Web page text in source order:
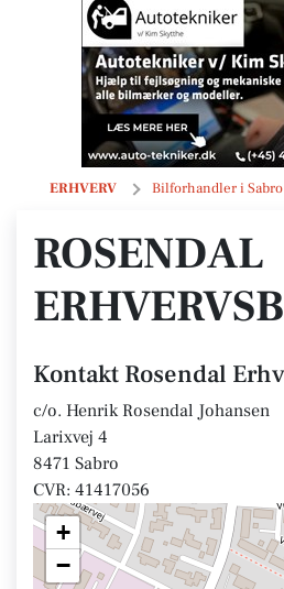
ERHVERV Bilforhandler i Sabro
Rosendal Erhvervsbiler
ROSENDAL
Kontakt Rosendal
c/o. Henrik Rosendal Johansen
Larixvej 4
8471 Sabro
CVR: 41417056
+
−